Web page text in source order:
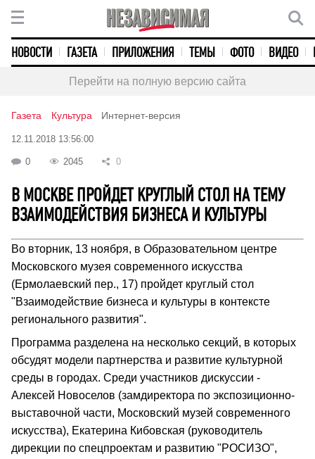
НОВОСТИ ГАЗЕТА ПРИЛОЖЕНИЯ ТЕМЫ ФОТО ВИДЕО
Перейти на полную версию сайта
Газета Культура Интернет-версия
12.11.2018 13:56:00
0 2045 0
В МОСКВЕ ПРОЙДЕТ КРУГЛЫЙ СТОЛ НА ТЕМУ
ВЗАИМОДЕЙСТВИЯ БИЗНЕСА И КУЛЬТУРЫ
Во вторник, 13 ноября, в Образовательном центре
Московского музея современного искусства
(Ермолаевский пер., 17) пройдет круглый стол
"Взаимодействие бизнеса и культуры в контексте
регионального развития".
Программа разделена на несколько секций, в которых
обсудят модели партнерства и развитие культурной
среды в городах. Среди участников дискуссии -
Алексей Новоселов (замдиректора по экспозиционно-
выставочной части, Московский музей современного
искусства), Екатерина Кибовская (руководитель
дирекции по спецпроектам и развитию "РОСИЗО",